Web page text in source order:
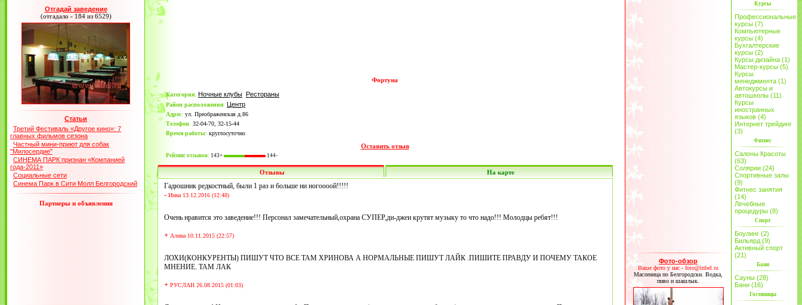
Отгадай заведение
(отгадало - 184 из 6529)
Статьи
Третий Фестиваль «Другое кино»: 7
главных фильмов сезона
Частный мини-приют для собак
"Милосердие"
СИНЕМА ПАРК признан «Компанией
года-2011»
Социальные сети
Синема Парк в Сити Молл Белгородский
Партнеры и объявления
Фортуна
Категория: Ночные клубы Рестораны
Район расположения: Центр
Адрес: ул. Преображенская д.86
Телефон: 32-04-70, 32-15-44
Время работы: круглосуточно
Оставить отзыв
Рейтинг отзывов: 143+ 144-
Отзывы На карте
Гадюшник редкостный, были 1 раз и больше ни ногоооой!!!!!
-Инна 13.12.2016 (12:48)
Очень нравится это заведение!!! Персонал замечательный,охрана СУПЕР,ди-джеи крутят музыку то что надо!!! Молодцы ребят!!!
+Алина 10.11.2015 (22:57)
ЛОХИ(КОНКУРЕНТЫ) ПИШУТ ЧТО ВСЕ ТАМ ХРИНОВА А НОРМАЛЬНЫЕ ПИШУТ ЛАЙК .ПИШИТЕ ПРАВДУ И ПОЧЕМУ ТАКОЕ
МНЕНИЕ. ТАМ ЛАК
+РУСЛАН 26.08.2015 (01:03)
Фото-обзор
Ваше фото у нас - foto@inbel.ru
Масленица по Белгородски. Водка,
пиво и шашлык.
Курсы
Профессиональные
курсы (7)
Компьютерные
курсы (4)
Бухгалтерские
курсы (2)
Курсы дизайна (1)
Мастер-курсы (5)
Курсы
менеджмента (1)
Автокурсы и
автошколы (11)
Курсы
иностранных
языков (4)
Интернет трейдинг
(3)
Фитнес
Салоны Красоты
(63)
Солярии (24)
Спортивные залы
(9)
Фитнес занятия
(14)
Лечебные
процедуры (8)
Спорт
Боулинг (2)
Бильярд (9)
Активный спорт
(21)
Бани
Сауны (28)
Бани (16)
Гостиницы